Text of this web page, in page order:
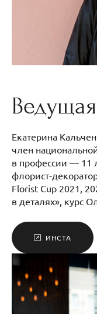
Ведущая
Екатерина
член
в профессии — 11
флорист-
Florist Cup 2021,
в деталях», курс
ИНСТА